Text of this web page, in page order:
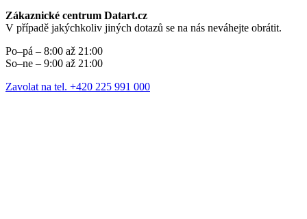
Zákaznické centrum Datart.cz
V případě jakýchkoliv jiných dotazů se na nás neváhejte obrátit.
Po–pá – 8:00 až 21:00
So–ne – 9:00 až 21:00
Zavolat na tel. +420 225 991 000